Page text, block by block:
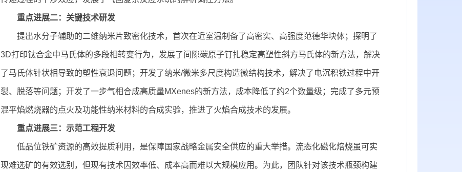
重点进展二：关键技术研发
提出水分子辅助的二维纳米片致密化技术，首次在近室温制备了高密实、高强度范德华块体；探明了
3D打印钛合金中马氏体的多段相转变行为，发展了间隙碳原子钉扎稳定高塑性斜方马氏体的新方法，解决
了马氏体针状相导致的塑性衰退问题；开发了纳米/微米多尺度构造微结构技术，解决了电沉积铁过程中开
裂、脱落等问题；开发了一步气相合成高质量MXenes的新方法，成本降低了约2个数量级；完成了多元预
混平焰燃烧器的点火及功能性纳米材料的合成实验，推进了火焰合成技术的发展。
重点进展三：示范工程开发
低品位铁矿资源的高效提质利用，是保障国家战略金属安全供应的重大举措。流态化磁化焙烧虽可实
现难选矿的有效选别，但现有技术因效率低、成本高而难以大规模应用。为此，团队针对该技术瓶颈构建